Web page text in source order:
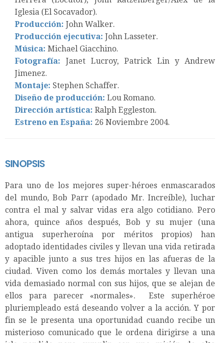
Iglesia (El Socavador).
Producción: John Walker.
Producción ejecutiva: John Lasseter.
Música: Michael Giacchino.
Fotografía: Janet Lucroy, Patrick Lin y Andrew
Jimenez.
Montaje: Stephen Schaffer.
Diseño de producción: Lou Romano.
Dirección artística: Ralph Eggleston.
Estreno en España: 26 Noviembre 2004.
SINOPSIS
Para uno de los mejores super-héroes enmascarados
del mundo, Bob Parr (apodado Mr. Increíble), luchar
contra el mal y salvar vidas era algo cotidiano. Pero
ahora, quince años después, Bob y su mujer (una
antigua superheroína por méritos propios) han
adoptado identidades civiles y llevan una vida retirada
y apacible junto a sus tres hijos en las afueras de la
ciudad. Viven como los demás mortales y llevan una
vida demasiado normal con sus hijos, que se alejan de
ellos para parecer «normales». Este superhéroe
pluriempleado está deseando volver a la acción. Y por
fin se le presenta una oportunidad cuando recibe un
misterioso comunicado que le ordena dirigirse a una